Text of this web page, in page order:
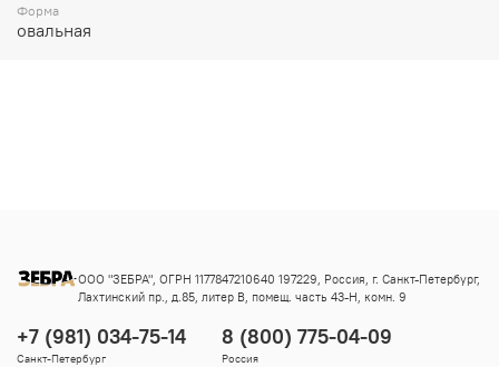
Форма
овальная
+7 (981) 034-75-14
Санкт-Петербург
8 (800) 775-04-09
Россия
ООО "ЗЕБРА", ОГРН 1177847210640 197229, Россия, г. Санкт-Петербург,
Лахтинский пр., д.85, литер В, помещ. часть 43-Н, комн. 9